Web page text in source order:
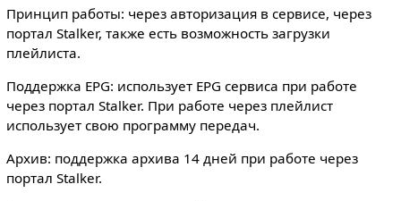
Принцип работы: через авторизация в сервисе, через
портал Stalker, также есть возможность загрузки
плейлиста.
Поддержка EPG: использует EPG сервиса при работе
через портал Stalker. При работе через плейлист
использует свою программу передач.
Архив: поддержка архива 14 дней при работе через
портал Stalker.